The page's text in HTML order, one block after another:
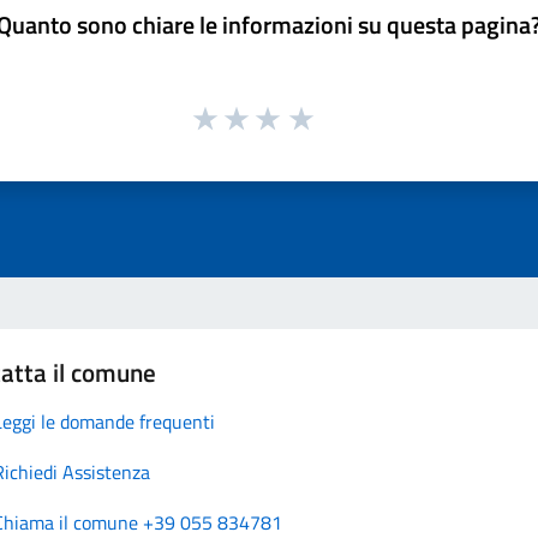
sono chiare le informazioni su questa
il comune
le domande frequenti
Assistenza
il comune +39 055 834781